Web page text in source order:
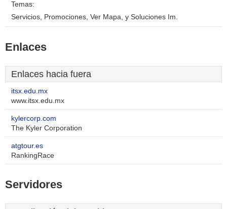
Temas:
Servicios, Promociones, Ver Mapa, y Soluciones Im.
Enlaces
Enlaces hacia fuera
itsx.edu.mx
www.itsx.edu.mx
kylercorp.com
The Kyler Corporation
atgtour.es
RankingRace
Servidores